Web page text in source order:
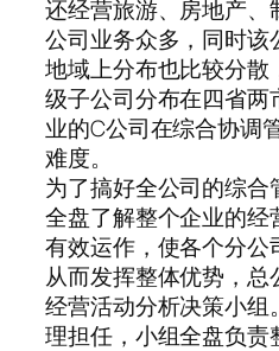
还经营旅游、房地产、
公司业务众多，同时该
地域上分布也比较分散
级子公司分布在四省两
业的C公司在综合协调
难度。
为了搞好全公司的综
全盘了解整个企业的
有效运作，使各个分公
从而发挥整体优势，
经营活动分析决策小
理担任，小组全盘负责